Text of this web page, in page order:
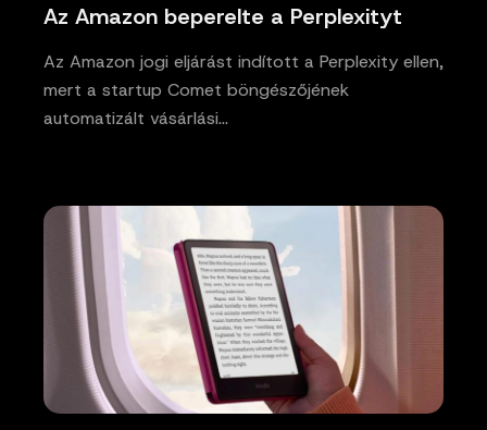
Az Amazon beperelte a Perplexityt
Az Amazon jogi eljárást indított a Perplexity ellen,
mert a startup Comet böngészőjének
automatizált vásárlási…